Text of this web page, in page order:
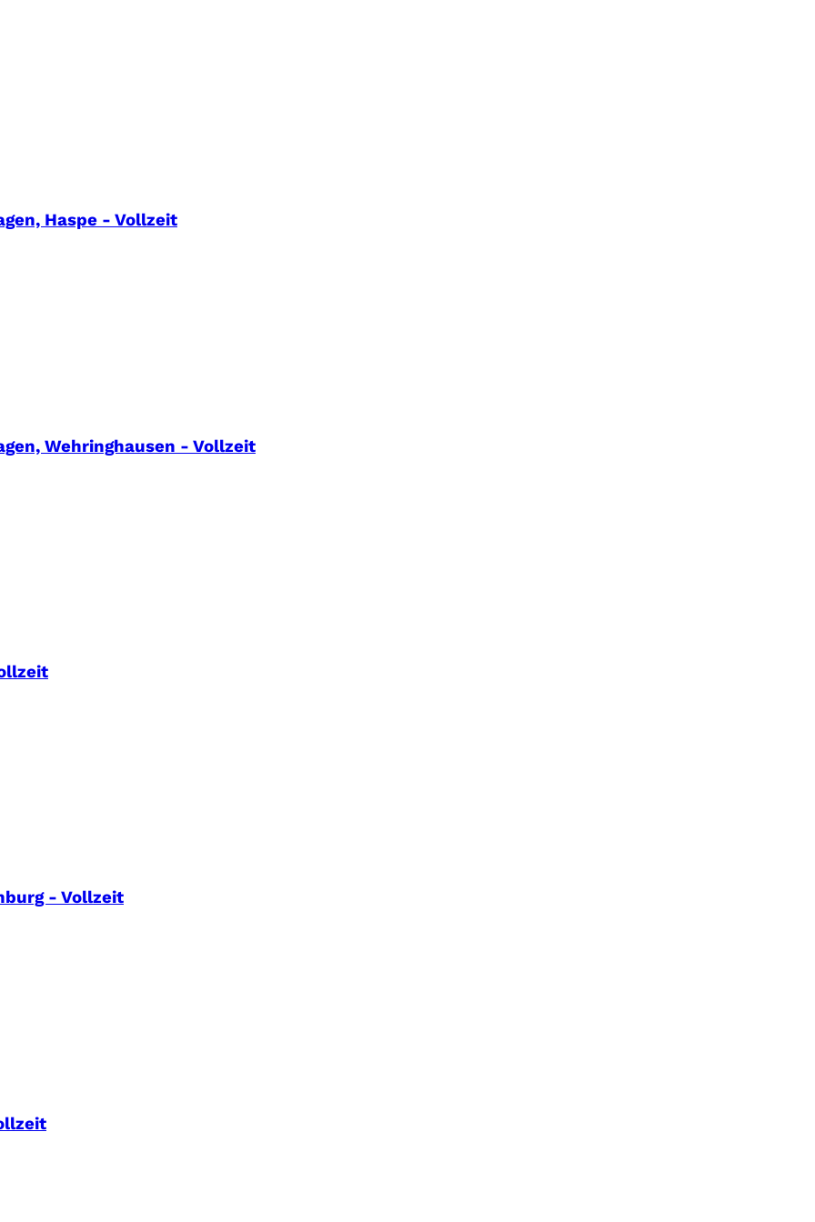
Haspe - Vollzeit
Wehringhausen - Vollzeit
- Vollzeit